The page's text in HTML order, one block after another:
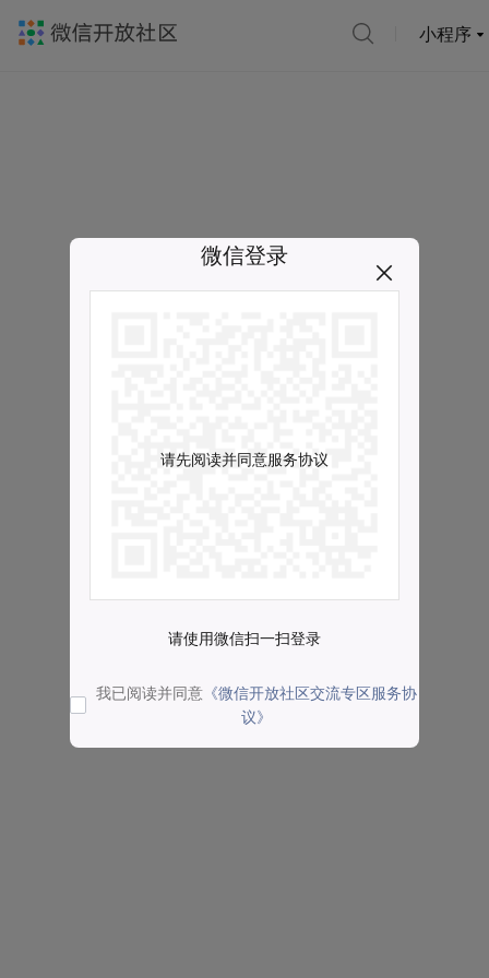
小程序
微信登录
请先阅读并同意服务协议
请使用微信扫一扫登录
我已阅读并同意 《微信开放社区交流专区服务协
议》